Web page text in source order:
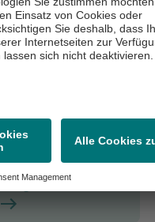
Lunge